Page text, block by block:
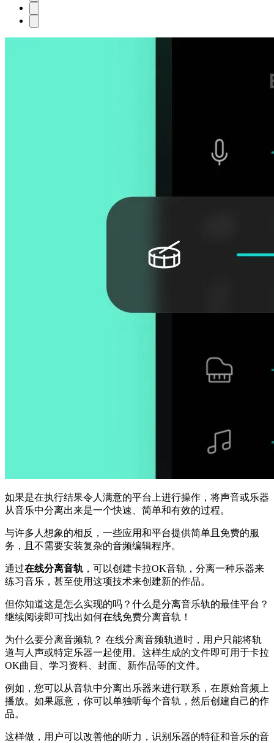
如果是在执行结果令人满意的平台上进行操作，将声音或乐器
从音乐中分离出来是一个快速、简单和有效的过程。
与许多人想象的相反，一些应用和平台提供简单且免费的服
务，且不需要安装复杂的音频编辑程序。
通过在线分离音轨，可以创建卡拉OK音轨，分离一种乐器来
练习音乐，甚至使用这项技术来创建新的作品。
但你知道这是怎么实现的吗？什么是分离音乐轨的最佳平台？
继续阅读即可找出如何在线免费分离音轨！
为什么要分离音频轨？ 在线分离音频轨道时，用户只能将轨
道与人声或特定乐器一起使用。这样生成的文件即可用于卡拉
OK曲目、学习资料、封面、新作品等的文件。
例如，您可以从音轨中分离出乐器来进行联系，在原始音频上
播放。如果愿意，你可以单独听每个音轨，然后创建自己的作
品。
这样做，用户可以改善他的听力，识别乐器的特征和音乐的音